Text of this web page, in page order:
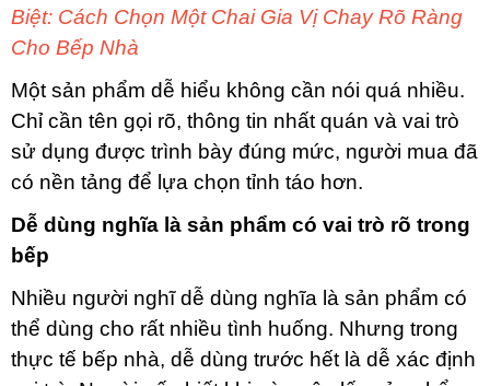
Biệt: Cách Chọn Một Chai Gia Vị Chay Rõ Ràng
Cho Bếp Nhà
Một sản phẩm dễ hiểu không cần nói quá nhiều.
Chỉ cần tên gọi rõ, thông tin nhất quán và vai trò
sử dụng được trình bày đúng mức, người mua đã
có nền tảng để lựa chọn tỉnh táo hơn.
Dễ dùng nghĩa là sản phẩm có vai trò rõ trong
bếp
Nhiều người nghĩ dễ dùng nghĩa là sản phẩm có
thể dùng cho rất nhiều tình huống. Nhưng trong
thực tế bếp nhà, dễ dùng trước hết là dễ xác định